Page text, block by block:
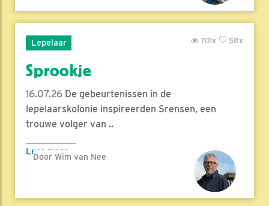
Lepelaar 58x
701x
Sprookje
16.07.26 De gebeurtenissen in de
lepelaarskolonie inspireerden Srensen, een
trouwe volger van ..
Lees meer
Door Wim van Nee